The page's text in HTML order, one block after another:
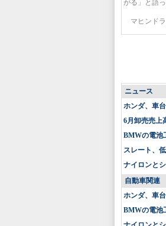
がる」と語っ
マヒンドラ
ニュース
ホンダ、車
6月卸売売上
BMWの電池
スレート、
ナイロンと
自動車関連
ホンダ、車
BMWの電池